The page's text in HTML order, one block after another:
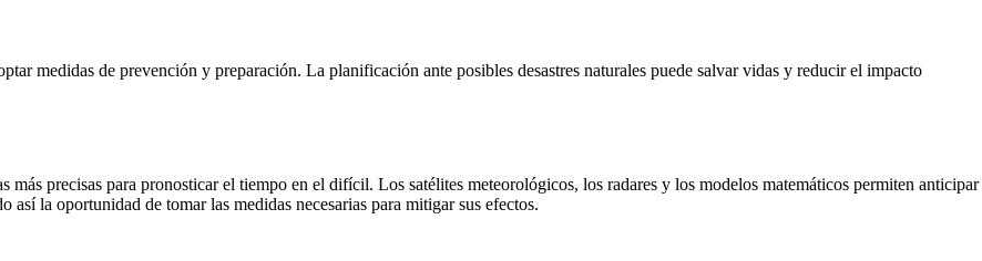
medidas de prevención y preparación. La planificación ante posibles desastres naturales puede salvar vidas y reducir el impacto
más precisas para pronosticar el tiempo en el difícil. Los satélites meteorológicos, los radares y los modelos matemáticos permiten anticipar
la oportunidad de tomar las medidas necesarias para mitigar sus efectos.